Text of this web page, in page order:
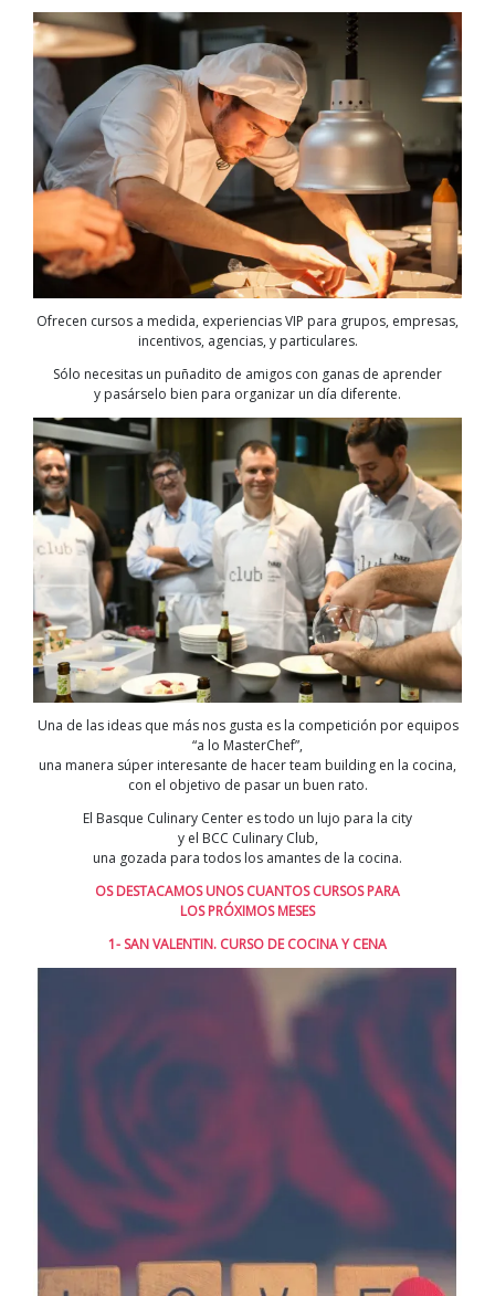
Ofrecen cursos a medida, experiencias VIP para grupos, empresas,
incentivos, agencias, y particulares.
Sólo necesitas un puñadito de amigos con ganas de aprender
y pasárselo bien para organizar un día diferente.
Una de las ideas que más nos gusta es la competición por equipos
“a lo MasterChef”,
una manera súper interesante de hacer team building en la cocina,
con el objetivo de pasar un buen rato.
El Basque Culinary Center es todo un lujo para la city
y el BCC Culinary Club,
una gozada para todos los amantes de la cocina.
OS DESTACAMOS UNOS CUANTOS CURSOS PARA
LOS PRÓXIMOS MESES
1- SAN VALENTIN. CURSO DE COCINA Y CENA